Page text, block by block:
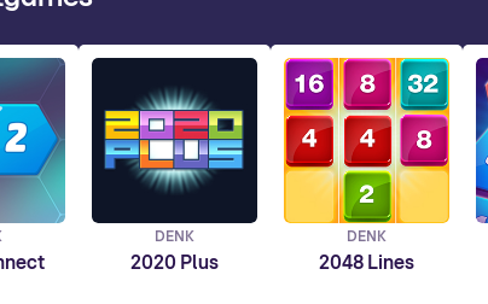
DENK
2020 Plus
DENK
2048 Lines